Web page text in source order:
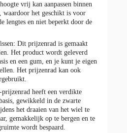
vrij kan aanpassen binnen
waardoor het geschikt is voor
lengtes en niet beperkt door de
Dit prijzenrad is gemaakt
Het product wordt geleverd
en een gum, en je kunt je eigen
Het prijzenrad kan ook
heeft een verdikte
gewikkeld in de zwarte
het draaien van het wiel te
gemakkelijk op te bergen en te
wordt bespaard.